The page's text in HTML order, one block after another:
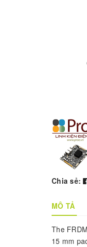
Chia sẻ:
MÔ TẢ
The
15 mm